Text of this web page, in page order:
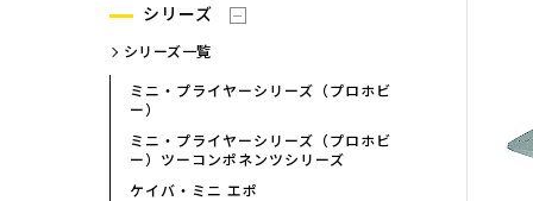
ハイレベレージペンチ
シリーズ
シリーズ一覧
ミニ・プライヤーシリーズ（プロホビ
ー）
ミニ・プライヤーシリーズ（プロホビ
ー）ツーコンポネンツシリーズ
ケイバ・ミニ エポ